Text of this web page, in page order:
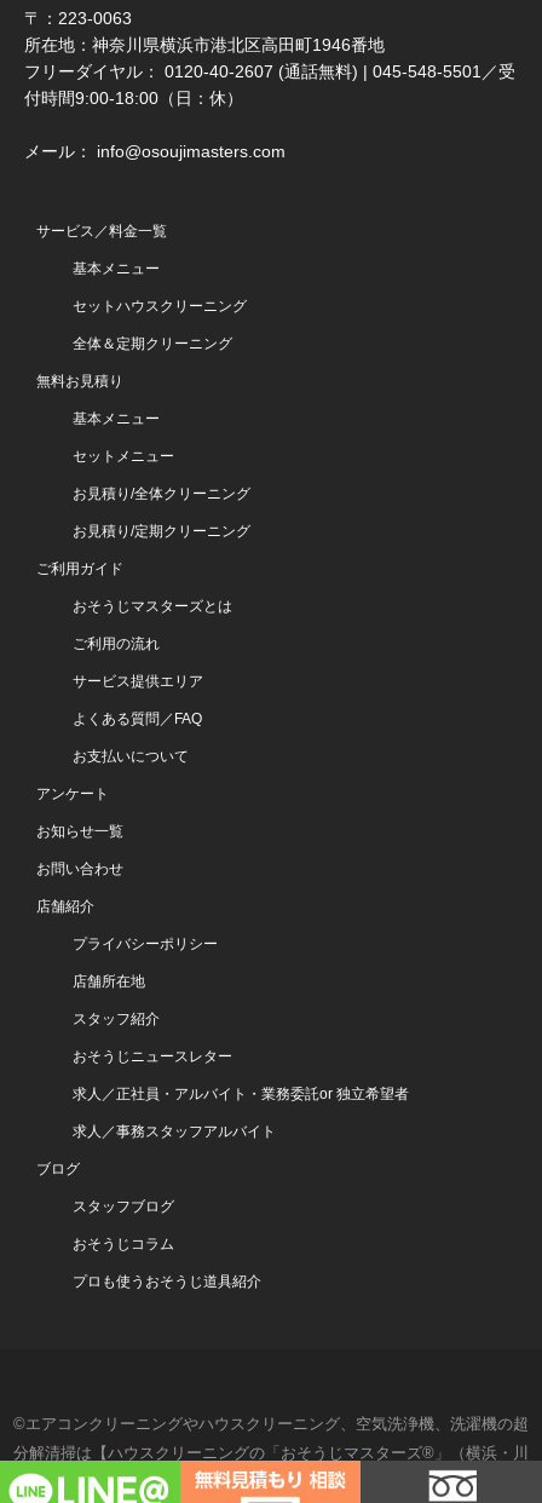
〒：223-0063
所在地：神奈川県横浜市港北区高田町1946番地
フリーダイヤル： 0120-40-2607 (通話無料) | 045-548-5501／受
付時間9:00-18:00（日：休）
メール： info@osoujimasters.com
サービス／料金一覧
基本メニュー
セットハウスクリーニング
全体＆定期クリーニング
無料お見積り
基本メニュー
セットメニュー
お見積り/全体クリーニング
お見積り/定期クリーニング
ご利用ガイド
おそうじマスターズとは
ご利用の流れ
サービス提供エリア
よくある質問／FAQ
お支払いについて
アンケート
お知らせ一覧
お問い合わせ
店舗紹介
プライバシーポリシー
店舗所在地
スタッフ紹介
おそうじニュースレター
求人／正社員・アルバイト・業務委託or 独立希望者
求人／事務スタッフアルバイト
ブログ
スタッフブログ
おそうじコラム
プロも使うおそうじ道具紹介
©エアコンクリーニングやハウスクリーニング、空気洗浄機、洗濯機の超
分解清掃は【ハウスクリーニングの「おそうじマスターズ®」（横浜・川
崎・湘南・東京）】- All Rights Reserved